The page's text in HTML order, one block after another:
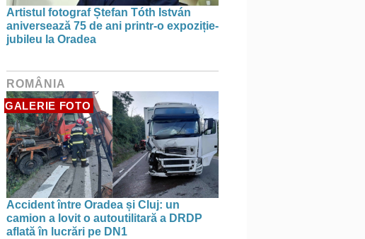
Artistul fotograf Ștefan Tóth István
aniversează 75 de ani printr-o expoziție-
jubileu la Oradea
ROMÂNIA
GALERIE FOTO
Accident între Oradea și Cluj: un
camion a lovit o autoutilitară a DRDP
aflată în lucrări pe DN1